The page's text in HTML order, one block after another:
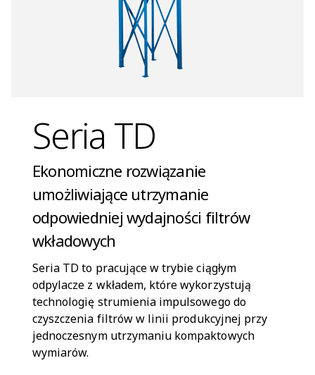
Seria TD
Ekonomiczne rozwiązanie
umożliwiające utrzymanie
odpowiedniej wydajności filtrów
wkładowych
Seria TD to pracujące w trybie ciągłym
odpylacze z wkładem, które wykorzystują
technologię strumienia impulsowego do
czyszczenia filtrów w linii produkcyjnej przy
jednoczesnym utrzymaniu kompaktowych
wymiarów.